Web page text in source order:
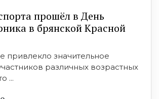
прошёл в День
в брянской Красной
привлекло значительное
различных возрастных
...